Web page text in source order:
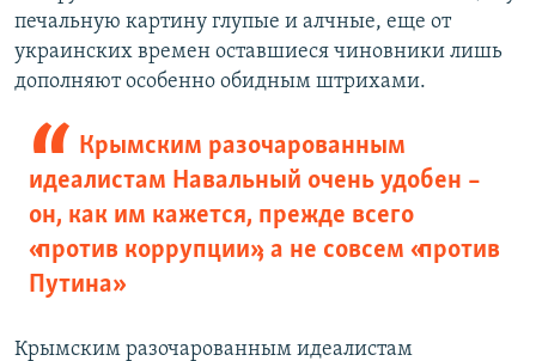
печальную картину глупые и алчные, еще от
украинских времен оставшиеся чиновники лишь
дополняют особенно обидным штрихами.
Крымским разочарованным
идеалистам Навальный очень удобен –
он, как им кажется, прежде всего
«против коррупции», а не совсем «против
Путина»
Крымским разочарованным идеалистам